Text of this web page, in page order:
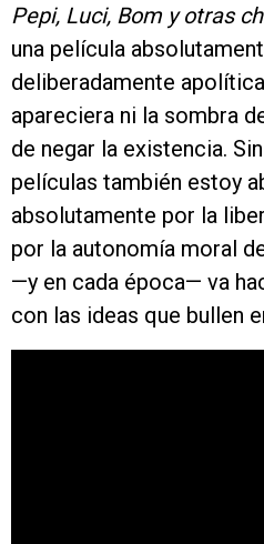
Pepi, Luci, Bom y otras
una película
deliberadamente
apareciera ni la sombra
de negar la existencia.
películas también estoy
absolutamente por la
por la autonomía moral
—y en cada época— va
con las ideas que bullen